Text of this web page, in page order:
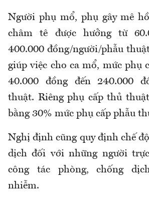
Người phụ mổ, phụ gây mê
châm tê được hưởng từ
400.000 đồng/người/phẫu
giúp việc cho ca mổ, mức phụ
40.000 đồng đến 240.000
thuật. Riêng phụ cấp thủ
bằng 30% mức phụ cấp phẫu
Nghị địnhcũng quy địnhchế
dịch đối với những người
công tác phòng, chống
nhiễm.